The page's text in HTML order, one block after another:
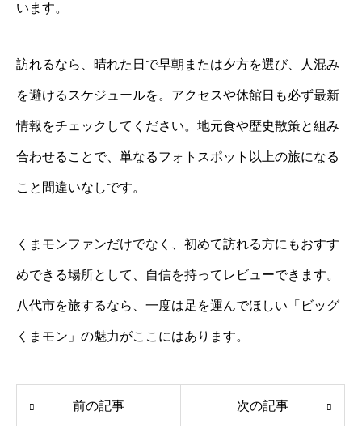
います。
訪れるなら、晴れた日で早朝または夕方を選び、人混み
を避けるスケジュールを。アクセスや休館日も必ず最新
情報をチェックしてください。地元食や歴史散策と組み
合わせることで、単なるフォトスポット以上の旅になる
こと間違いなしです。
くまモンファンだけでなく、初めて訪れる方にもおすす
めできる場所として、自信を持ってレビューできます。
八代市を旅するなら、一度は足を運んでほしい「ビッグ
くまモン」の魅力がここにはあります。
前の記事 次の記事